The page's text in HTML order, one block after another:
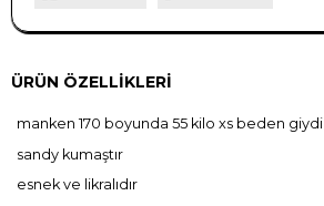
ÜRÜN ÖZELLIKLERI
manken 170 boyunda 55 kilo xs beden giydi
sandy kumaştır
esnek ve likralıdır